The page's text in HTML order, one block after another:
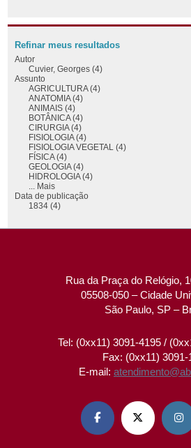
Refinar meus resultados
Autor
Cuvier, Georges (4)
Assunto
AGRICULTURA (4)
ANATOMIA (4)
ANIMAIS (4)
BOTÂNICA (4)
CIRURGIA (4)
FISIOLOGIA (4)
FISIOLOGIA VEGETAL (4)
FÍSICA (4)
GEOLOGIA (4)
HIDROLOGIA (4)
... Mais
Data de publicação
1834 (4)
Rua da Praça do Relógio,
05508-050 – Cidade
São Paulo, SP –
Tel: (0xx11) 3091-4195 /
Fax: (0xx11) 3091-
E-mail:
  